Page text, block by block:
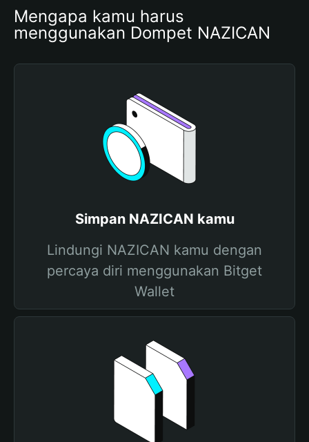
Mengapa kamu harus
menggunakan Dompet NAZICAN
Simpan NAZICAN kamu
Lindungi NAZICAN kamu dengan
percaya diri menggunakan Bitget
Wallet